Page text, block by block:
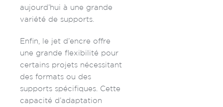
aujourd’hui à une grande
variété de supports.
Enfin, le jet d’encre offre
une grande flexibilité pour
certains projets nécessitant
des formats ou des
supports spécifiques. Cette
capacité d’adaptation